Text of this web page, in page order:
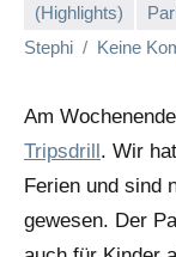
(Highlights)
Stephi
Keine
Am
Tripsdrill . Wir
Ferien und sind
gewesen. Der